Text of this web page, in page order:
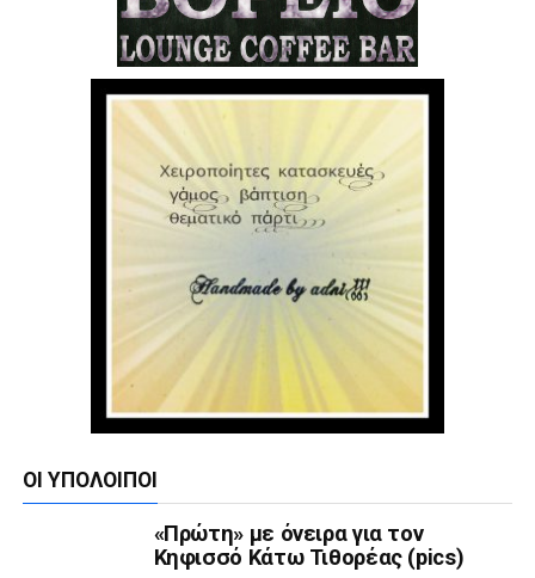
ΟΙ ΥΠΌΛΟΙΠΟΙ
«Πρώτη» με όνειρα για τον
Κηφισσό Κάτω Τιθορέας (pics)